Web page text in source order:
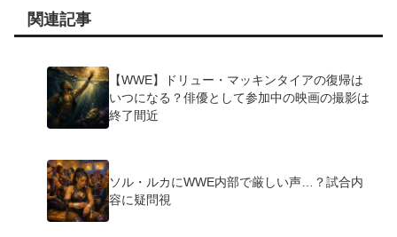
関連記事
【WWE】ドリュー・マッキンタイアの復帰は
いつになる？俳優として参加中の映画の撮影は
終了間近
ソル・ルカにWWE内部で厳しい声…？試合内
容に疑問視